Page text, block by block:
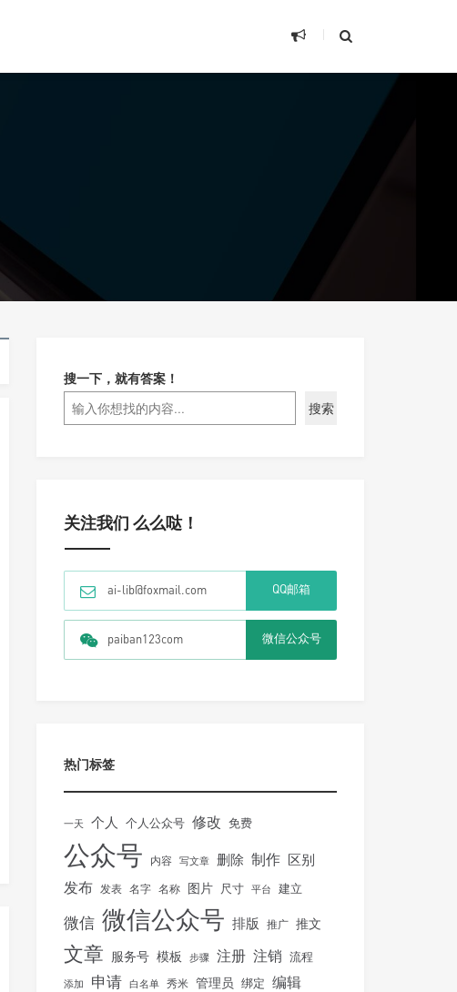
搜一下，就有答案！
搜索
关注我们 么么哒！
ai-lib@foxmail.com QQ邮箱
paiban123com 微信公众号
热门标签
一天 个人 个人公众号 修改 免费
公众号 内容 写文章 删除 制作 区别
发布 发表 名字 名称 图片 尺寸 平台 建立
微信 微信公众号 排版 推广 推文
文章 服务号 模板 步骤 注册 注销 流程
添加 申请 白名单 秀米 管理员 绑定 编辑